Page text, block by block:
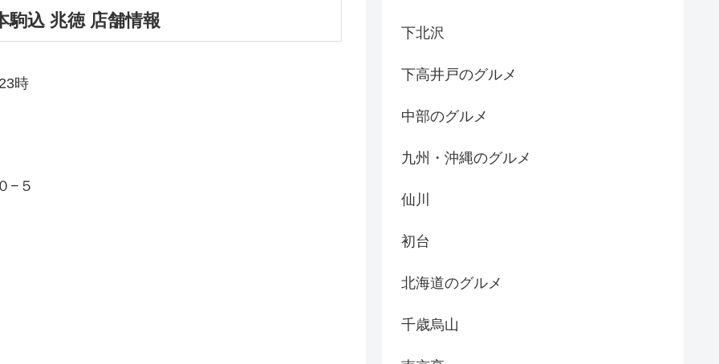
駒込 兆徳 店舗情報
時
−５
下北沢
下高井戸のグルメ
中部のグルメ
九州・沖縄のグルメ
仙川
初台
北海道のグルメ
千歳烏山